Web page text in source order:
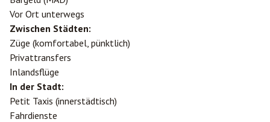
Vor Ort unterwegs
Zwischen Städten:
Züge (komfortabel, pünktlich)
Privattransfers
Inlandsflüge
In der Stadt:
Petit Taxis (innerstädtisch)
Fahrdienste